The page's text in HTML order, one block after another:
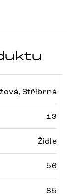
Stříbrná
13
Židle
56
85